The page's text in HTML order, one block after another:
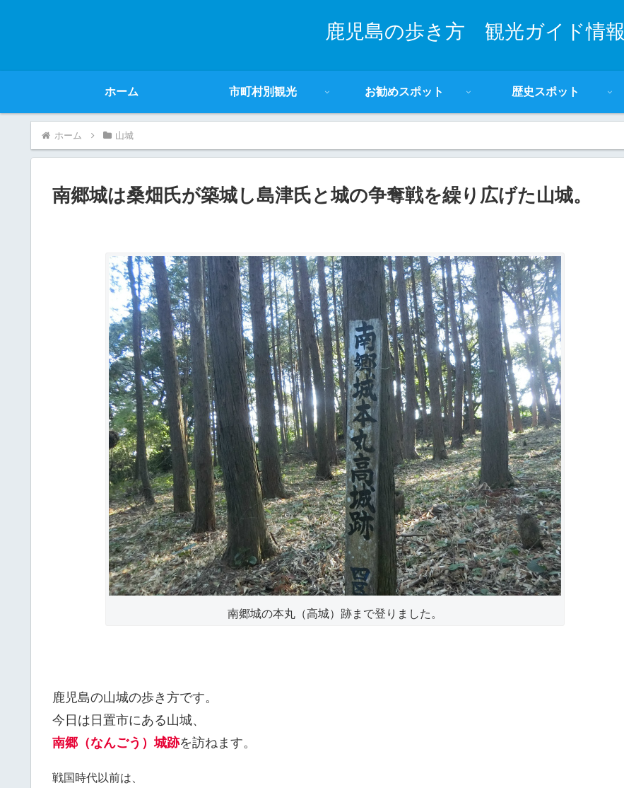
鹿児島の歩き方 観光ガイド情報
ホーム 市町村別観光 お勧めスポット 歴史スポット
ホーム 山城
南郷城は桑畑氏が築城し島津氏と城の争奪戦を繰り広げた山城。
南郷城の本丸（高城）跡まで登りました。
鹿児島の山城の歩き方です。
今日は日置市にある山城、
南郷（なんごう）城跡を訪ねます。
戦国時代以前は、